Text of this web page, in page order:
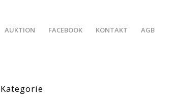
AUKTION FACEBOOK KONTAKT AGB
Kategorie